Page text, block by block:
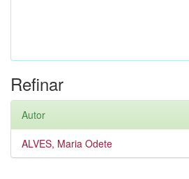
Refinar
Autor
ALVES, Maria Odete